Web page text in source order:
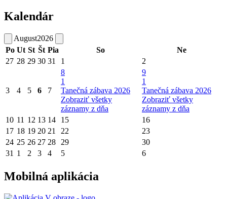
Kalendár
August2026
Po Ut St Št Pia So
Ne
27 28 29 30 31 1 2
3 4 5 6 7
8
1
Tanečná zábava 2026
Zobraziť všetky
záznamy z dňa
9
1
Tanečná zábava 2026
Zobraziť všetky
záznamy z dňa
10 11 12 13 14 15
16
17 18 19 20 21 22
23
24 25 26 27 28 29
30
31 1 2 3 4 5 6
Mobilná aplikácia